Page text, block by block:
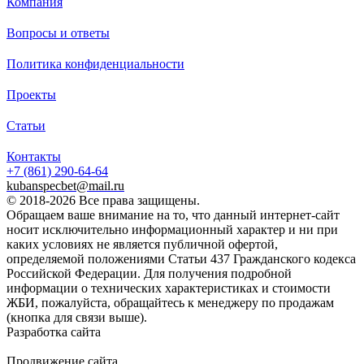
Характеристики:
Длина (L), мм
Ширина (W), мм 880
Высота (H), мм 680
Масса, кг 780
Задать вопрос
Вопросы и ответы
Политика конфиденциальности
Проекты
Статьи
Контакты
+7 (861) 290-64-64
kubanspecbet@mail.ru
© 2018-2026 Все права защищены.
Обращаем ваше внимание на то, что данный интернет-сайт
носит исключительно информационный характер и ни при
каких условиях не является публичной офертой,
определяемой положениями Статьи 437 Гражданского кодекса
Российской Федерации. Для получения подробной
информации о технических характеристиках и стоимости
ЖБИ, пожалуйста, обращайтесь к менеджеру по продажам
(кнопка для связи выше).
Разработка сайта